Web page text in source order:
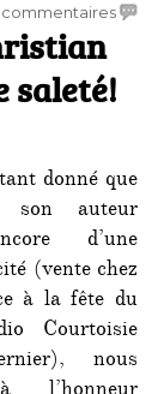
commentairessur
Jésus
:
une
saleté!
donné que
auteur
d’une
(vente chez
à la fête du
Courtoisie
nous